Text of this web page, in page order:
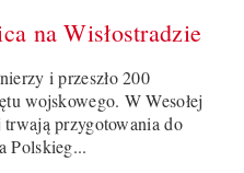
na Wisłostradzie
i przeszło 200
wojskowego. W Wesołej
przygotowania do
Polskieg...